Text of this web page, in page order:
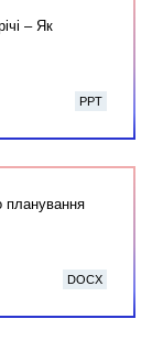
– Як
PPT
планування
DOCX